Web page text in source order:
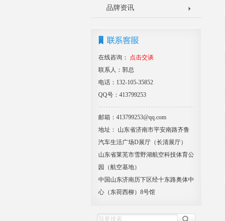
品牌资讯
在线咨询：
点击交谈
联系人：郭总
电话：132-105-35852
QQ号：413799253
邮箱：413799253@qq.com
地址： 山东省济南市平安南路齐鲁
汽车生活广场D展厅（长清展厅）
山东省莱芜市雪野湖航空科技体育公
园（航空基地）
中国山东济南历下区经十东路奥体中
心（东荷西柳）8号馆